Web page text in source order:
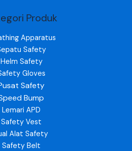
Produk
Apparatus
Safety
Helm Safety
Gloves
Safety
Bump
Lemari APD
Safety Vest
Alat Safety
Safety Belt